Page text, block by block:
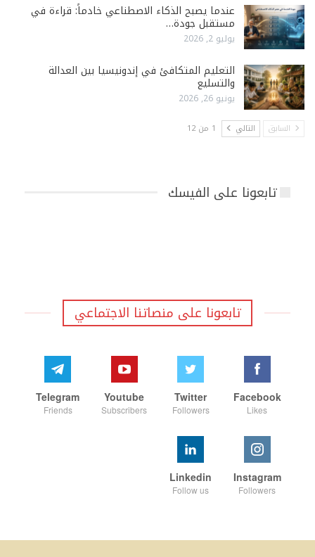
عندما يصبح الذكاء الاصطناعي خادماً: قراءة في
مستقبل جودة…
يوليو 2, 2026
التعليم المتكافئ في إندونيسيا بين العدالة
والتسليع
يونيو 26, 2026
السابق التالي 1 من 12
تابعونا على الفيسك
تابعونا على منصاتنا الاجتماعي
Facebook
Likes
Twitter
Followers
Youtube
Subscribers
Telegram
Friends
Instagram
Followers
Linkedin
Follow us